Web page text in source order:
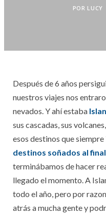
POR LUCY
Después de 6 años
nuestros viajes nos
nevados. Y ahí estaba
sus cascadas, sus
esos destinos que
destinos soñados al
terminábamos de hacer
llegado el momento. A
todo el año, pero por
atrás a mucha gente y